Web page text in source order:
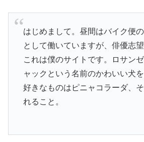
はじめまして。昼間はバイク便
として働いていますが、俳優志望
これは僕のサイトです。ロサン
ャックという名前のかわいい犬を
好きなものはピニャコラーダ、
れること。